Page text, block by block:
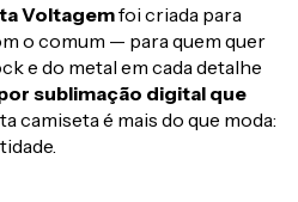
Voltagemfoi criada para
o comum — para quem quer
e do metal em cada detalhe
sublimação digital que
camiseta é mais do que moda: